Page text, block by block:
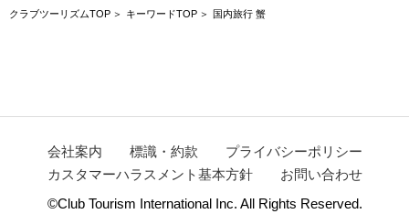
クラブツーリズムTOP キーワードTOP 国内旅行 蟹
会社案内 標識・約款
プライバシーポリシー
カスタマーハラスメント基本方針
お問い合わせ
©Club Tourism International Inc. All Rights Reserved.